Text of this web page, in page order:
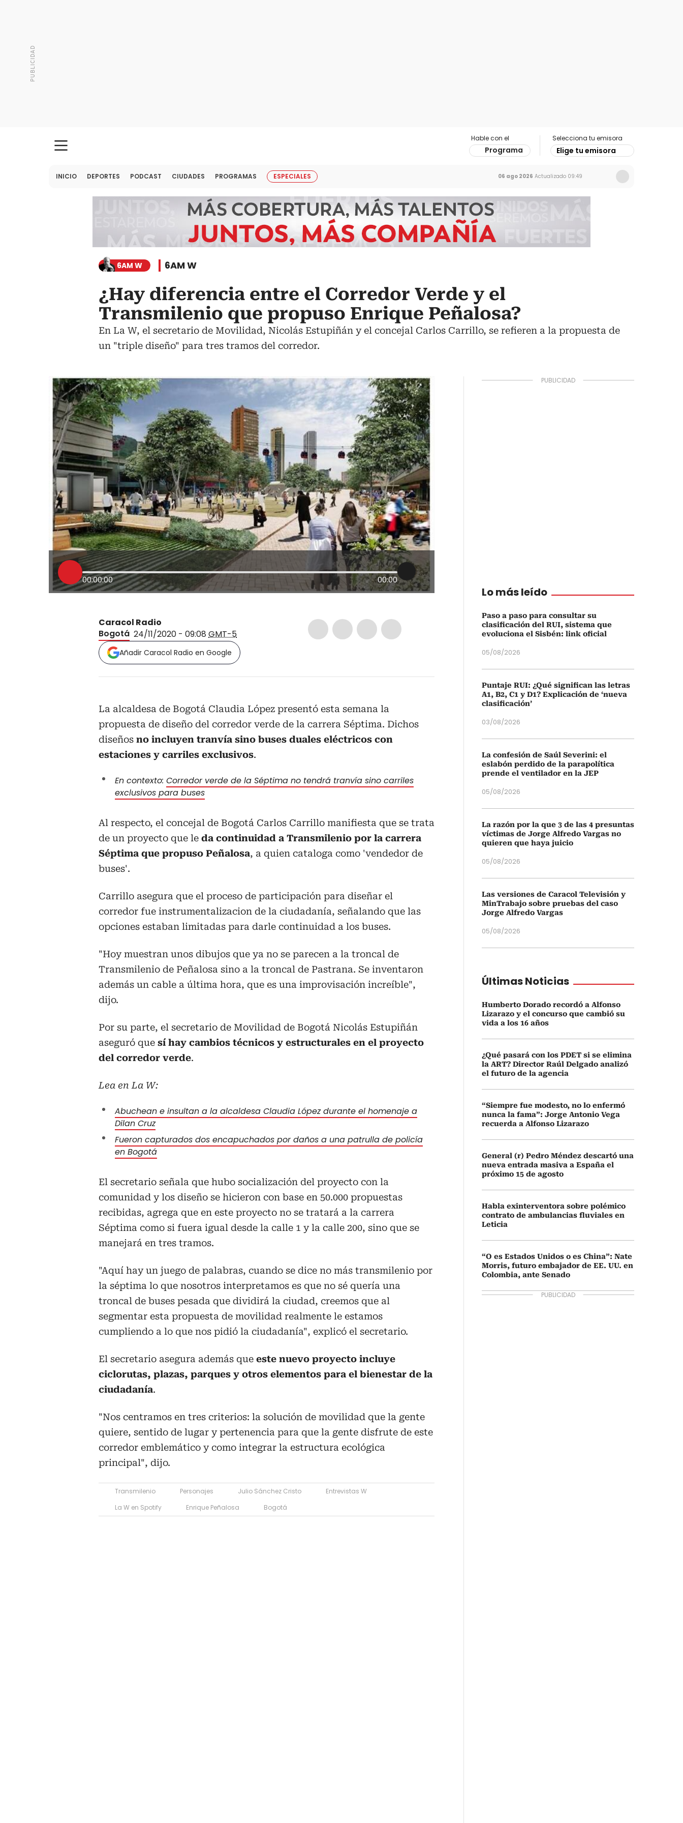
Hable con el
Programa
Selecciona tu emisora
Elige tu emisora
INICIO DEPORTES PODCAST CIUDADES PROGRAMAS ESPECIALES 06 ago 2026 Actualizado 09:49
6AM W 6AM W
¿Hay diferencia entre el Corredor Verde y el
Transmilenio que propuso Enrique Peñalosa?
En La W, el secretario de Movilidad, Nicolás Estupiñán y el concejal Carlos Carrillo, se refieren a la propuesta de
un "triple diseño" para tres tramos del corredor.
00:00:00 00:00
Caracol Radio
Bogotá 24/11/2020 - 09:08 GMT-5
Añadir Caracol Radio en Google
La alcaldesa de Bogotá Claudia López presentó esta semana la
propuesta de diseño del corredor verde de la carrera Séptima. Dichos
diseños no incluyen tranvía sino buses duales eléctricos con
estaciones y carriles exclusivos.
En contexto: Corredor verde de la Séptima no tendrá tranvía sino carriles
exclusivos para buses
Al respecto, el concejal de Bogotá Carlos Carrillo manifiesta que se trata
de un proyecto que le da continuidad a Transmilenio por la carrera
Séptima que propuso Peñalosa, a quien cataloga como 'vendedor de
buses'.
Carrillo asegura que el proceso de participación para diseñar el
corredor fue instrumentalizacion de la ciudadanía, señalando que las
opciones estaban limitadas para darle continuidad a los buses.
"Hoy muestran unos dibujos que ya no se parecen a la troncal de
Transmilenio de Peñalosa sino a la troncal de Pastrana. Se inventaron
además un cable a última hora, que es una improvisación increíble",
dijo.
Por su parte, el secretario de Movilidad de Bogotá Nicolás Estupiñán
aseguró que sí hay cambios técnicos y estructurales en el proyecto
del corredor verde.
Lea en La W:
Abuchean e insultan a la alcaldesa Claudia López durante el homenaje a
Dilan Cruz
Fueron capturados dos encapuchados por daños a una patrulla de policía
en Bogotá
El secretario señala que hubo socialización del proyecto con la
comunidad y los diseño se hicieron con base en 50.000 propuestas
recibidas, agrega que en este proyecto no se tratará a la carrera
Séptima como si fuera igual desde la calle 1 y la calle 200, sino que se
manejará en tres tramos.
"Aquí hay un juego de palabras, cuando se dice no más transmilenio por
la séptima lo que nosotros interpretamos es que no sé quería una
troncal de buses pesada que dividirá la ciudad, creemos que al
segmentar esta propuesta de movilidad realmente le estamos
cumpliendo a lo que nos pidió la ciudadanía", explicó el secretario.
El secretario asegura además que este nuevo proyecto incluye
ciclorutas, plazas, parques y otros elementos para el bienestar de la
ciudadanía.
"Nos centramos en tres criterios: la solución de movilidad que la gente
quiere, sentido de lugar y pertenencia para que la gente disfrute de este
corredor emblemático y como integrar la estructura ecológica
principal", dijo.
Transmilenio Personajes Julio Sánchez Cristo
Entrevistas W
La W en Spotify
Enrique Peñalosa Bogotá
Lo más leído
Paso a paso para consultar su
clasificación del RUI, sistema que
evoluciona el Sisbén: link oficial
05/08/2026
Puntaje RUI: ¿Qué significan las letras
A1, B2, C1 y D1? Explicación de ‘nueva
clasificación’
03/08/2026
La confesión de Saúl Severini: el
eslabón perdido de la parapolítica
prende el ventilador en la JEP
05/08/2026
La razón por la que 3 de las 4 presuntas
víctimas de Jorge Alfredo Vargas no
quieren que haya juicio
05/08/2026
Las versiones de Caracol Televisión y
MinTrabajo sobre pruebas del caso
Jorge Alfredo Vargas
05/08/2026
Últimas Noticias
Humberto Dorado recordó a Alfonso
Lizarazo y el concurso que cambió su
vida a los 16 años
¿Qué pasará con los PDET si se elimina
la ART? Director Raúl Delgado analizó
el futuro de la agencia
“Siempre fue modesto, no lo enfermó
nunca la fama”: Jorge Antonio Vega
recuerda a Alfonso Lizarazo
General (r) Pedro Méndez descartó una
nueva entrada masiva a España el
próximo 15 de agosto
Habla exinterventora sobre polémico
contrato de ambulancias fluviales en
Leticia
“O es Estados Unidos o es China”: Nate
Morris, futuro embajador de EE. UU. en
Colombia, ante Senado